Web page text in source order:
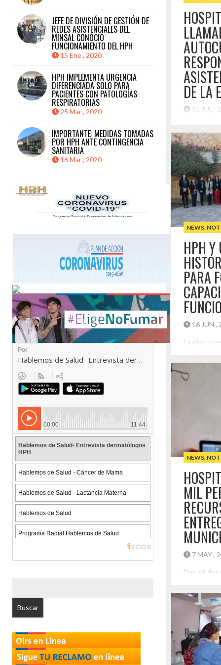
DE LA
31 JUL ,
prevenir
acudir a los
con la
que
el sistema
de
NEWS
HPH Y
PARA
16 JUN ,
La alianza
cursos
para el
Huasco.
Huasco
NEWS
MIL
7 MAY ,
Dos mil
que el año
Vallenar,
minero. De
de 2 mil
JEFE DE DIVISIÓN DE GESTIÓN DE
REDES ASISTENCIALES DEL
MINSAL CONOCIÓ
FUNCIONAMIENTO DEL HPH
15 Ene , 2020
HPH IMPLEMENTA URGENCIA
DIFERENCIADA SOLO PARA
PACIENTES CON PATOLOGÍAS
RESPIRATORIAS
25 Mar , 2020
IMPORTANTE: MEDIDAS TOMADAS
POR HPH ANTE CONTINGENCIA
SANITARIA
16 Mar , 2020